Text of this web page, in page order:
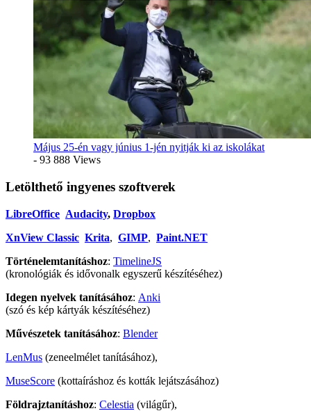
Május 25-én vagy június 1-jén nyitják ki az iskolákat
- 93 888 Views
Letölthető ingyenes szoftverek
LibreOffice Audacity, Dropbox
XnView Classic Krita, GIMP, Paint.NET
Történelemtanításhoz: TimelineJS
(kronológiák és idővonalk egyszerű készítéséhez)
Idegen nyelvek tanításához: Anki
(szó és kép kártyák készítéséhez)
Művészetek tanításához: Blender
LenMus (zeneelmélet tanításához),
MuseScore (kottaíráshoz és kották lejátszásához)
Földrajztanításhoz: Celestia (világűr),